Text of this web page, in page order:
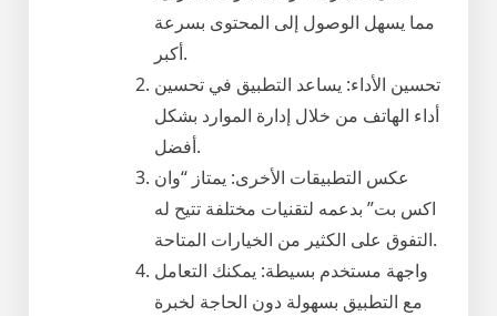
مما يسهل الوصول إلى المحتوى بسرعة
أكبر.
تحسين الأداء: يساعد التطبيق في تحسين
أداء الهاتف من خلال إدارة الموارد بشكل
أفضل.
عكس التطبيقات الأخرى: يمتاز “وان
اكس بت” بدعمه لتقنيات مختلفة تتيح له
التفوق على الكثير من الخيارات المتاحة.
واجهة مستخدم بسيطة: يمكنك التعامل
مع التطبيق بسهولة دون الحاجة لخبرة